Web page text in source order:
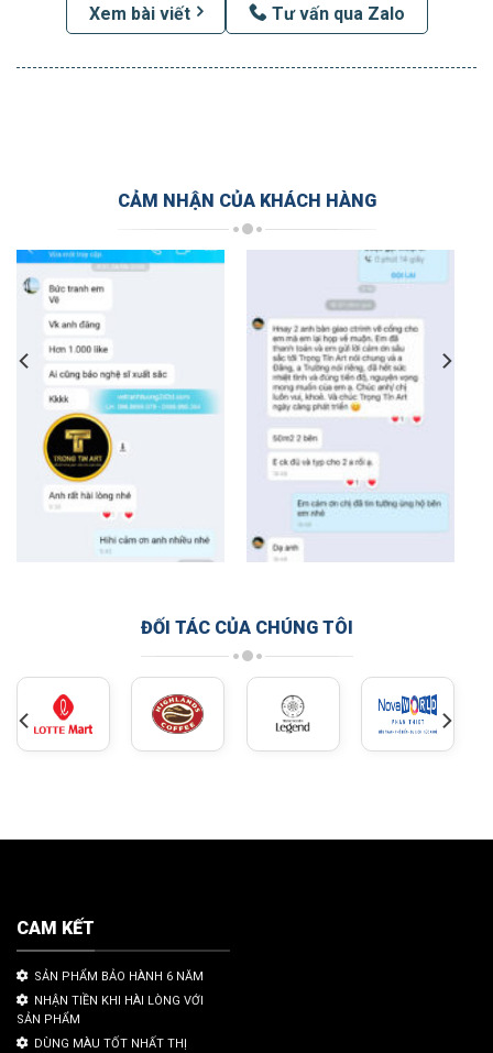
Xem bài viết Tư vấn qua Zalo
CẢM NHẬN CỦA KHÁCH HÀNG
ĐỐI TÁC CỦA CHÚNG TÔI
CAM KẾT
SẢN PHẨM BẢO HÀNH 6 NĂM
NHẬN TIỀN KHI HÀI LÒNG VỚI
SẢN PHẨM
DÙNG MÀU TỐT NHẤT THỊ